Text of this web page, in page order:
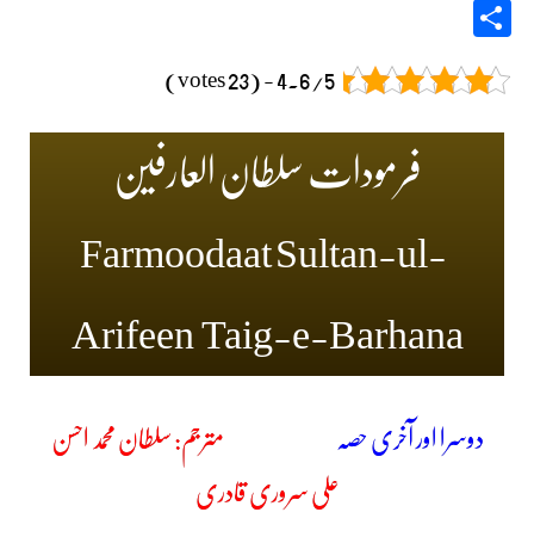
4.6/5 - (23 votes)
فرمودات سلطان العارفین
Farmoodaat Sultan-ul-
Arifeen Taig-e-Barhana
دوسرا اور آخری حصہ مترجم: سلطان محمد احسن
علی سروری قادری